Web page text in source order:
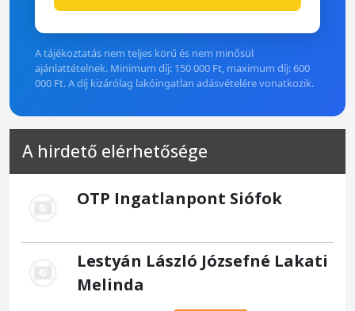
A tájékoztatás nem teljes körű és nem minősül
ajánlattételnek. Minimum díj: 150 000 Ft, maximum díj: 600
000 Ft. A díj kizárólag lakóingatlan adásvételére vonatkozik.
A hirdető elérhetősége
OTP Ingatlanpont Siófok
Lestyán László Józsefné Lakati
Melinda